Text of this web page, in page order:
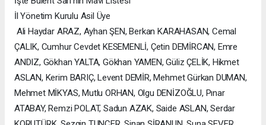
İl Yönetim Kurulu Asil Üye
Ali Haydar ARAZ, Ayhan ŞEN, Berkan KARAHASAN, Cemal
ÇALIK, Cumhur Cevdet KESEMENLİ, Çetin DEMİRCAN, Emre
ANDIZ, Gökhan YALTA, Gökhan YAMEN, Güliz ÇELİK, Hikmet
ASLAN, Kerim BARIÇ, Levent DEMİR, Mehmet Gürkan DUMAN,
Mehmet MİKYAS, Mutlu ORHAN, Olgu DENİZOĞLU, Pınar
ATABAY, Remzi POLAT, Sadun AZAK, Saide ASLAN, Serdar